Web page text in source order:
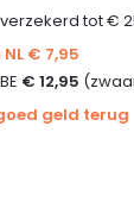
tot €
€ 7,95
€ 12,95
geld terug